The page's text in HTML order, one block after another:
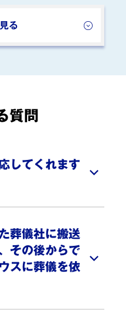
式
ご利用時期：2026年3月
葬
。この度はありがとうご
ご利用時期：2026年3月
る
質問
してくれます
ウスが対応いたしま
葬儀社に搬送
その後からで
スに葬儀を依